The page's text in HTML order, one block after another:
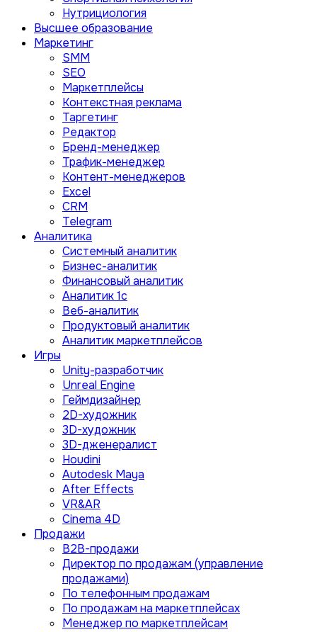
Нутрициология
Высшее образование
Маркетинг
SMM
SEO
Маркетплейсы
Контекстная реклама
Таргетинг
Редактор
Бренд-менеджер
Трафик-менеджер
Контент-менеджеров
Excel
CRM
Telegram
Аналитика
Системный аналитик
Бизнес-аналитик
Финансовый аналитик
Aналитик 1с
Веб-аналитик
Продуктовый аналитик
Аналитик маркетплейсов
Игры
Unity-разработчик
Unreal Engine
Геймдизайнер
2D-художник
3D-художник
3D-дженералист
Houdini
Autodesk Maya
After Effects
VR&AR
Cinema 4D
Продажи
B2B-продажи
Директор по продажам (управление
продажами)
По телефонным продажам
По продажам на маркетплейсах
Менеджер по маркетплейсам